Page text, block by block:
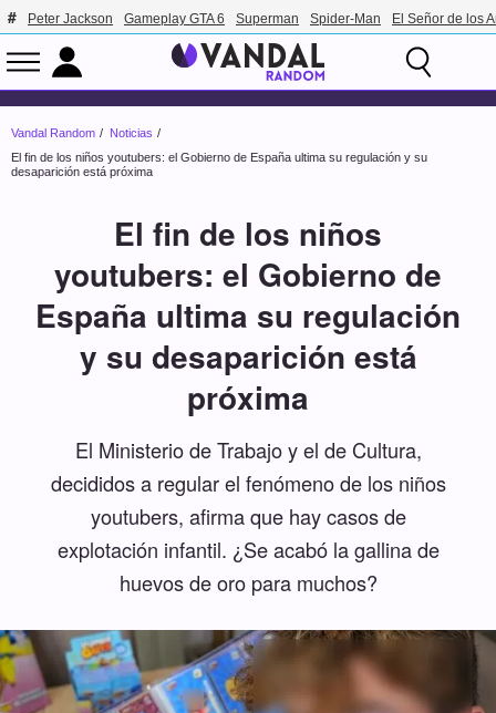
Peter Jackson Gameplay GTA 6 Superman Spider-Man El Señor de los
Vandal Random
Noticias
El fin de los niños youtubers: el Gobierno de España ultima su regulación y su
desaparición está próxima
El fin de los niños
youtubers: el Gobierno de
España ultima su regulación
y su desaparición está
próxima
El Ministerio de Trabajo y el de Cultura,
decididos a regular el fenómeno de los niños
youtubers, afirma que hay casos de
explotación infantil. ¿Se acabó la gallina de
huevos de oro para muchos?